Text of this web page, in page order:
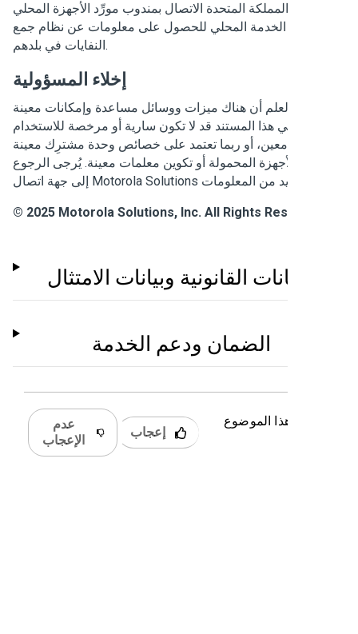
والمملكة المتحدة الاتصال بمندوب مورِّد الأجهزة المحلي
مركز الخدمة المحلي للحصول على معلومات عن نظام جمع
إخلاء المسؤولية
يُرجى العلم أن هناك ميزات ووسائل مساعدة وإمكانات معينة
في هذا المستند قد لا تكون سارية أو مرخصة للاستخدام
نظام معين، أو ربما تعتمد على خصائص وحدة مشترِك معينة
بالأجهزة المحمولة أو تكوين معلمات معينة. يُرجى الرجوع
© 2025 Motorola Solutions, Inc. All Rights Reserved
البيانات القانونية وبيانات الامتثال
الضمان ودعم الخدمة
كان هذا الموضوع
إعجاب
الإعجاب